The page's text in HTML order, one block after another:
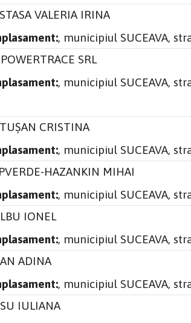
VALERIA IRINA
, municipiul SUCEAVA,
SRL
, municipiul SUCEAVA,
CRISTINA
, municipiul SUCEAVA,
HAZANKIN MIHAI
, municipiul SUCEAVA,
IONEL
, municipiul SUCEAVA,
ADINA
, municipiul SUCEAVA,
IULIANA